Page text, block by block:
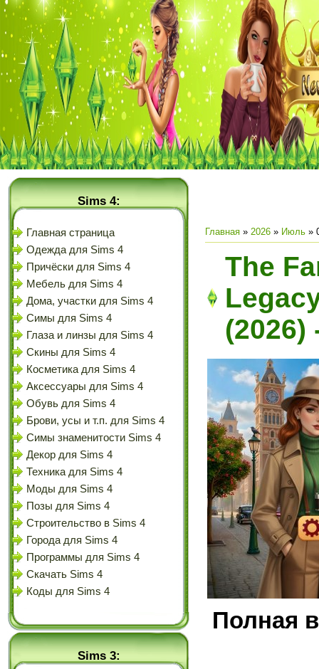
Sims 4:
Главная страница
Одежда для Sims 4
Причёски для Sims 4
Мебель для Sims 4
Дома, участки для Sims 4
Симы для Sims 4
Глаза и линзы для Sims 4
Скины для Sims 4
Косметика для Sims 4
Аксессуары для Sims 4
Обувь для Sims 4
Брови, усы и т.п. для Sims 4
Симы знаменитости Sims 4
Декор для Sims 4
Техника для Sims 4
Моды для Sims 4
Позы для Sims 4
Строительство в Sims 4
Города для Sims 4
Программы для Sims 4
Скачать Sims 4
Коды для Sims 4
Sims 3:
Главная » 2026 » Июль »
The
(2026)
Полная